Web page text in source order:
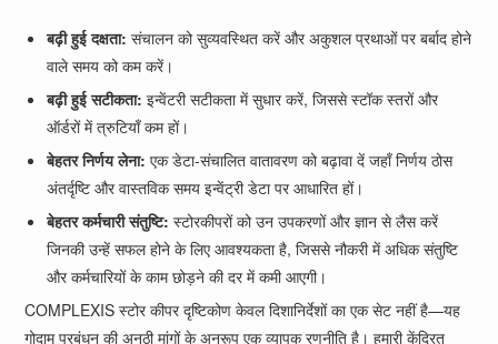
बढ़ी हुई दक्षता: संचालन को सुव्यवस्थित करें और अकुशल प्रथाओं पर बर्बाद होने
वाले समय को कम करें।
बढ़ी हुई सटीकता: इन्वेंटरी सटीकता में सुधार करें, जिससे स्टॉक स्तरों और
ऑर्डरों में त्रुटियाँ कम हों।
बेहतर निर्णय लेना: एक डेटा-संचालित वातावरण को बढ़ावा दें जहाँ निर्णय ठोस
अंतर्दृष्टि और वास्तविक समय इन्वेंट्री डेटा पर आधारित हों।
बेहतर कर्मचारी संतुष्टि: स्टोरकीपरों को उन उपकरणों और ज्ञान से लैस करें
जिनकी उन्हें सफल होने के लिए आवश्यकता है, जिससे नौकरी में अधिक संतुष्टि
और कर्मचारियों के काम छोड़ने की दर में कमी आएगी।
COMPLEXIS स्टोर कीपर दृष्टिकोण केवल दिशानिर्देशों का एक सेट नहीं है—यह
गोदाम प्रबंधन की अनूठी मांगों के अनुरूप एक व्यापक रणनीति है। हमारी केंद्रित